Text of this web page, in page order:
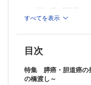
マーカー診断へ～
藤井 匡ほか
吉田 道弘ほか
膵癌のリキッドバイオ
～
腫瘍由来エクソソームの
膵癌早期診断
≫ 「胆と膵」最新号・
≫「胆と膵」年間購読、
※本製品はPCでの閲覧
ただけます。詳細は
すべてを表示
目次
特集 膵癌・胆道癌の
の橋渡し～